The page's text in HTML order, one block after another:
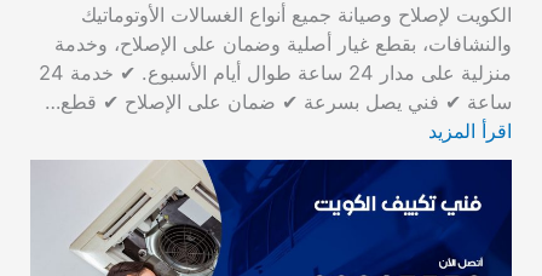
الكويت لإصلاح وصيانة جميع أنواع الغسالات الأوتوماتيك
والنشافات، بقطع غيار أصلية وضمان على الإصلاح، وخدمة
منزلية على مدار 24 ساعة طوال أيام الأسبوع. ✔ خدمة 24
ساعة ✔ فني يصل بسرعة ✔ ضمان على الإصلاح ✔ قطع…
اقرأ المزيد